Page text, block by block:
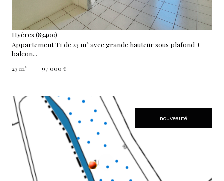
Hyères (83400)
Appartement T1 de 23 m² avec grande hauteur sous plafond +
balcon...
23 m² - 97 000 €
nouveauté
voir le bien